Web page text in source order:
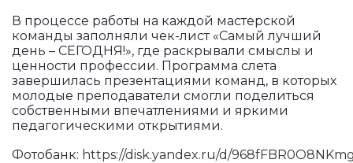
В процессе работы на каждой мастерской
команды заполняли чек-лист «Самый лучший
день – СЕГОДНЯ!», где раскрывали смыслы и
ценности профессии. Программа слета
завершилась презентациями команд, в которых
молодые преподаватели смогли поделиться
собственными впечатлениями и яркими
педагогическими открытиями.
Фотобанк: https://disk.yandex.ru/d/